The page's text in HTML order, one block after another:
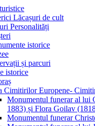
Lăcașuri de cult
Personalități
istorice
și parcuri
istorice
Cimitirilor Europene-
Monumentul funerar al lui
1883) și Flora Goilav
Monumentul funerar